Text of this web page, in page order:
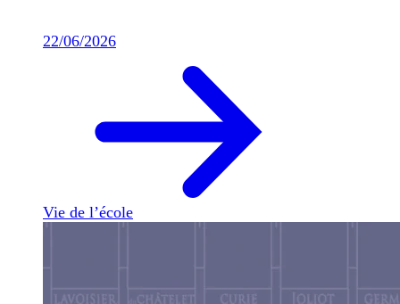
22/06/2026
Vie de l’école